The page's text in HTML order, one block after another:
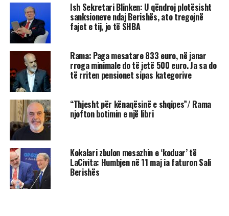
Ish Sekretari Blinken: U qëndroj plotësisht
sanksioneve ndaj Berishës, ato tregojnë
fajet e tij, jo të SHBA
Rama: Paga mesatare 833 euro, në janar
rroga minimale do të jetë 500 euro. Ja sa do
të rriten pensionet sipas kategorive
“Thjesht për kënaqësinë e shqipes”/ Rama
njofton botimin e një libri
Kokalari zbulon mesazhin e ‘koduar’ të
LaCivita: Humbjen në 11 maj ia faturon Sali
Berishës